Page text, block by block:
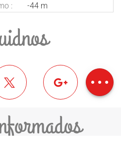
Desnivel
:
-44 m